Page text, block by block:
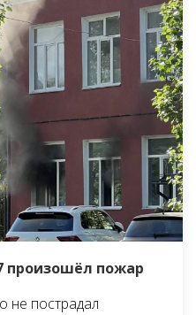
произошёл пожар
не пострадал